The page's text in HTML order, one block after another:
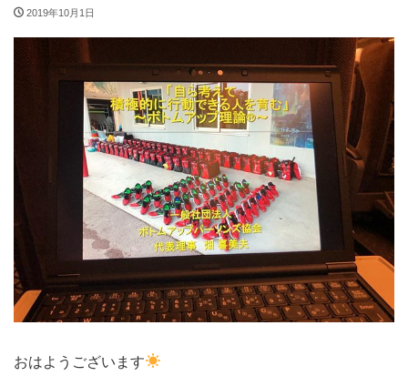
2019年10月1日
おはようございます